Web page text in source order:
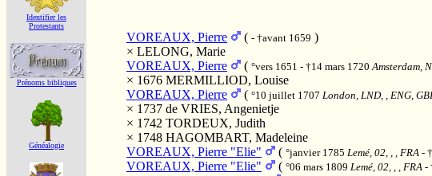
Identifier les
Protestants
Prénoms bibliques
Généalogie
VOREAUX, Pierre ( - †avant 1659 )
× LELONG, Marie
VOREAUX, Pierre
( °vers 1651 - †14 mars 1720 Amsterdam,
× 1676 MERMILLIOD, Louise
VOREAUX, Pierre
( °10 juillet 1707 London, LND, , ENG,
× 1737 de VRIES, Angenietje
× 1742 TORDEUX, Judith
× 1748 HAGOMBART, Madeleine
VOREAUX, Pierre "Elie"
( °janvier 1785 Lemé, 02, , , FRA -
VOREAUX, Pierre "Elie"
( °06 mars 1809 Lemé, 02, , , FRA -